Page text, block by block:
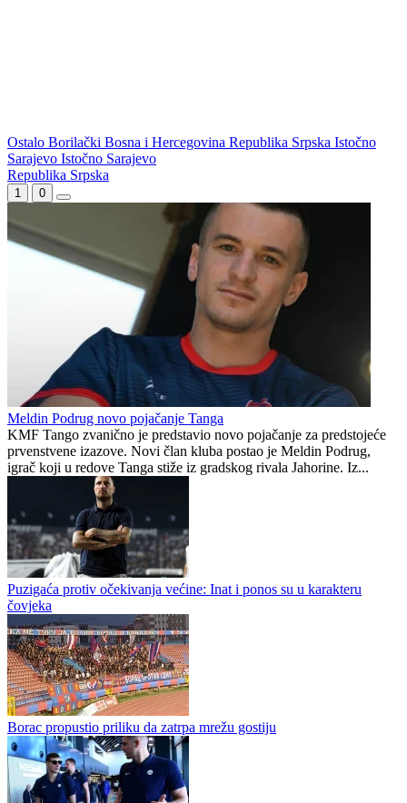
Ostalo Borilački Bosna i Hercegovina Republika Srpska Istočno
Sarajevo Istočno Sarajevo
WEB PREPORUKE
Sanjin Alihodžić protiv
čečena Adama Tadushaeva –
borba za WAKO PRO titulu
Louis van Gaal pobijedio rak
i poručio: Ako vam treba
selektor, pozovite mene!
Tok meča | Borac 1-0
Vitebsk: Borac dominirao, ali
nije ni imao sreće
Borac savladao Vitebsk i sa
značajnim kapitalom čeka
revanš u Bjelorusiji
Petar Sučić postao otac
Kontinuitet na ispitu: Nova
sezona donosi izazove za
članove stalne četvorke
Preporučuje ContentExchange
Republika Srpska
1
Meldin Podrug novo pojačanje Tanga
KMF Tango zvanično je predstavio novo pojačanje za predstojeće
prvenstvene izazove. Novi član kluba postao je Meldin Podrug,
igrač koji u redove Tanga stiže iz gradskog rivala Jahorine. Iz...